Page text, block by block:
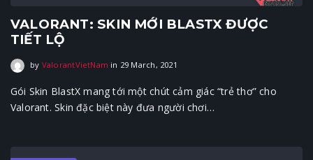
VALORANT: SKIN MỚI BLASTX ĐƯỢC
TIẾT LỘ
by ValorantVietNam in 29 March, 2021
Gói Skin BlastX mang tới một chút cảm giác “trẻ thơ” cho
Valorant. Skin đặc biệt này đưa người chơi…